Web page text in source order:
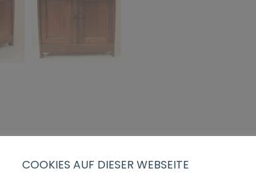
COOKIES AUF DIESER WEBSEITE